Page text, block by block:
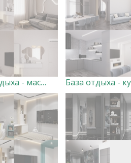
База отдыха - массажная зона